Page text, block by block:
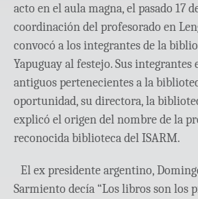
acto en el aula magna, el pasado 17
coordinación del profesorado en
convocó a los integrantes de la
Yapuguay al festejo. Sus
antiguos pertenecientes a la
oportunidad, su directora, la
explicó el origen del nombre de la
reconocida biblioteca del ISARM.
El ex presidente argentino,
Sarmiento decía “Los libros son los